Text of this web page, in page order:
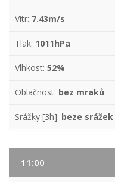
Vítr: 7.43m/s
Tlak: 1011hPa
Vlhkost: 52%
Oblačnost: bez mraků
Srážky [3h]: beze srážek
11:00